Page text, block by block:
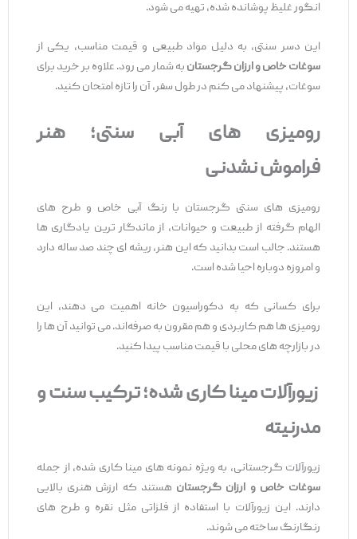
انگور غلیظ پوشانده شده، تهیه می‌ شود.
این دسر سنتی، به دلیل مواد طبیعی و قیمت مناسب، یکی از
سوغات خاص و ارزان گرجستانبه شمار می ‌رود. علاوه بر خرید برای
سوغات، پیشنهاد می ‌کنم در طول سفر، آن را تازه امتحان کنید.
رومیزی‌
های آبی سنتی؛ هنر
فراموش‌نشدنی
رومیزی‌ های سنتی گرجستان با رنگ آبی خاص و طرح ‌های
الهام‌ گرفته از طبیعت و حیوانات، از ماندگار ترین یادگاری ‌ها
هستند. جالب است بدانید که این هنر، ریشه ‌ای چند صد ساله دارد
و امروزه دوباره احیا شده است.
برای کسانی که به دکوراسیون خانه اهمیت می ‌دهند، این
رومیزی‌ ها هم کاربردی و هم مقرون ‌به‌ صرفه‌اند. می ‌توانید آن‌ ها را
در بازارچه ‌های محلی با قیمت مناسب پیدا کنید.
زیورآلات میناکاری‌شده؛ ترکیب سنت و
مدرنیته
زیورآلات گرجستانی، به‌ ویژه نمونه ‌های مینا کاری ‌شده، از جمله
سوغات خاص و ارزان گرجستانهستند که ارزش هنری بالایی
دارند. این زیورآلات با استفاده از فلزاتی مثل نقره و طرح ‌های
رنگارنگ ساخته می‌ شوند.